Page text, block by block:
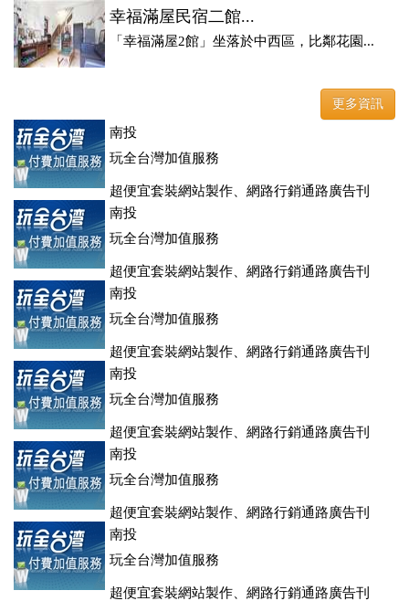
幸福滿屋民宿二館...
「幸福滿屋2館」坐落於中西區，比鄰花園...
更多資訊
南投
玩全台灣加值服務
超便宜套裝網站製作、網路行銷通路廣告刊
登、訂房系統、客房委託旅行社銷售，全面優惠中....
南投
玩全台灣加值服務
超便宜套裝網站製作、網路行銷通路廣告刊
登、訂房系統、客房委託旅行社銷售，全面優惠中....
南投
玩全台灣加值服務
超便宜套裝網站製作、網路行銷通路廣告刊
登、訂房系統、客房委託旅行社銷售，全面優惠中....
南投
玩全台灣加值服務
超便宜套裝網站製作、網路行銷通路廣告刊
登、訂房系統、客房委託旅行社銷售，全面優惠中....
南投
玩全台灣加值服務
超便宜套裝網站製作、網路行銷通路廣告刊
登、訂房系統、客房委託旅行社銷售，全面優惠中....
南投
玩全台灣加值服務
超便宜套裝網站製作、網路行銷通路廣告刊